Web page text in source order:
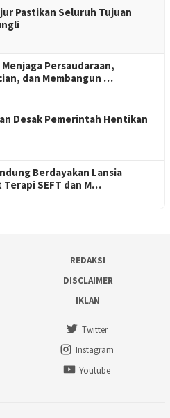
Pastikan Seluruh Tujuan
Persaudaraan,
dan Membangun …
Desak Pemerintah Hentikan
Berdayakan Lansia
SEFT dan M…
REDAKSI
DISCLAIMER
IKLAN
Twitter
Instagram
Youtube